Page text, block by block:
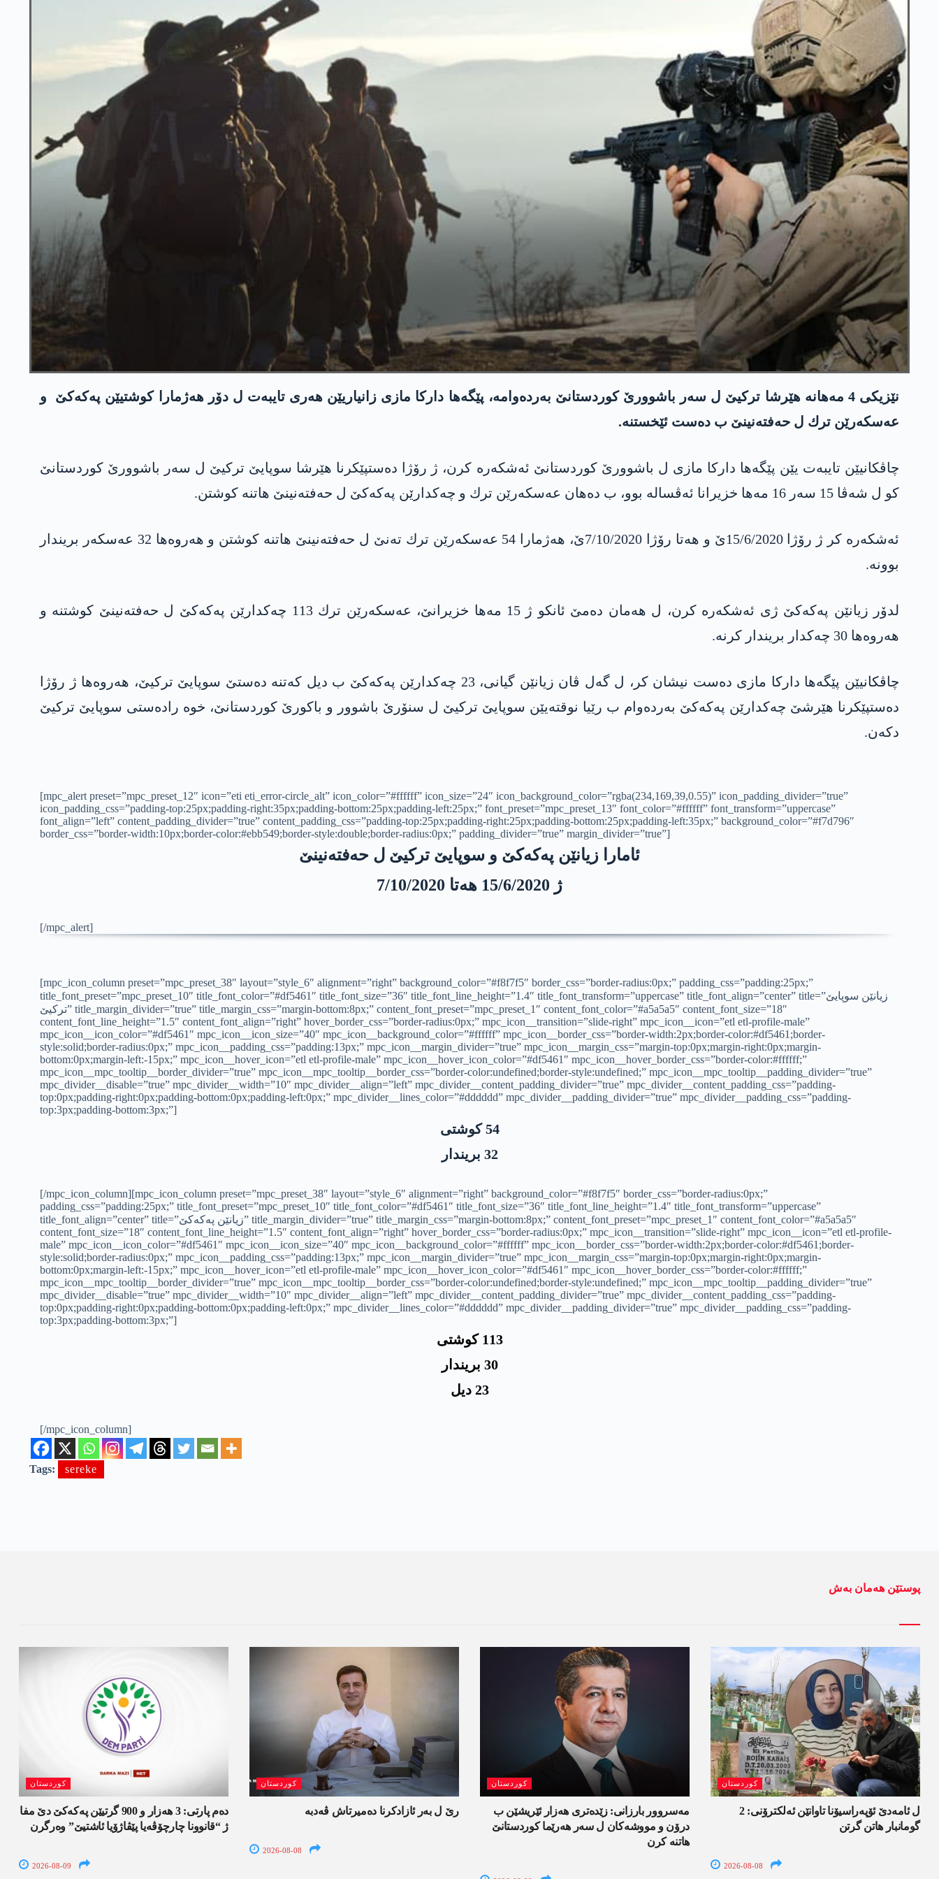
نێزیكی 4 مه‌هانه‌ هێرشا تركیێ ل سه‌ر باشوورێ كوردستانێ به‌رده‌وامه‌، پێگه‌ها داركا مازی زانیاریێن هه‌ری تایبه‌ت ل دۆر هه‌ژمارا كوشتیێن په‌كه‌كێ و
عه‌سكه‌رێن ترك ل حه‌فته‌نینێ ب ده‌ست ئێخستنه‌.
چاڤكانیێن تایبه‌ت یێن پێگه‌ها داركا مازی ل باشوورێ كوردستانێ ئه‌شكه‌ره‌ كرن، ژ رۆژا ده‌ستپێكرنا هێرشا سوپایێ تركیێ ل سه‌ر باشوورێ كوردستانێ
كو ل شه‌ڤا 15 سه‌ر 16 مه‌ها خزیرانا ئه‌ڤساله‌ بوو، ب ده‌هان عه‌سكه‌رێن ترك و چه‌كدارێن په‌كه‌كێ ل حه‌فته‌نینێ هاتنه‌ كوشتن.
ئه‌شكه‌ره‌ كر ژ رۆژا 15/6/2020ێ و هه‌تا رۆژا 7/10/2020ێ، هه‌ژمارا 54 عه‌سكه‌رێن ترك ته‌نێ ل حه‌فته‌نینێ هاتنه‌ كوشتن و هه‌روه‌ها 32 عه‌سكه‌ر بریندار
بوونه‌.
لدۆر زیانێن په‌كه‌كێ ژی ئه‌شكه‌ره‌ كرن، ل هه‌مان ده‌مێ ئانكو ژ 15 مه‌ها خزیرانێ، عه‌سكه‌رێن ترك 113 چه‌كدارێن په‌كه‌كێ ل حه‌فته‌نینێ كوشتنه‌ و
هه‌روه‌ها 30 چه‌كدار بریندار كرنه‌.
چاڤكانیێن پێگه‌ها داركا مازی ده‌ست نیشان كر، ل گه‌ل ڤان زیانێن گیانی، 23 چه‌كدارێن په‌كه‌كێ ب دیل كه‌تنه‌ ده‌ستێ سوپایێ تركیێ، هه‌روه‌ها ژ رۆژا
ده‌ستپێكرنا هێرشێ چه‌كدارێن په‌كه‌كێ به‌رده‌وام ب رێیا نوقته‌یێن سوپایێ تركیێ ل سنۆرێ باشوور و باكورێ كوردستانێ، خوه‌ راده‌ستی سوپایێ تركیێ
دكه‌ن.
[mpc_alert preset=”mpc_preset_12″ icon=”eti eti_error-circle_alt” icon_color=”#ffffff” icon_size=”24″ icon_background_color=”rgba(234,169,39,0.55)” icon_padding_divider=”true”
icon_padding_css=”padding-top:25px;padding-right:35px;padding-bottom:25px;padding-left:25px;” font_preset=”mpc_preset_13″ font_color=”#ffffff” font_transform=”uppercase”
font_align=”left” content_padding_divider=”true” content_padding_css=”padding-top:25px;padding-right:25px;padding-bottom:25px;padding-left:35px;” background_color=”#f7d796″
border_css=”border-width:10px;border-color:#ebb549;border-style:double;border-radius:0px;” padding_divider=”true” margin_divider=”true”]
ئامارا زیانێن په‌كه‌كێ و سوپایێ تركیێ ل حه‌فته‌نینێ
ژ 15/6/2020 هه‌تا 7/10/2020
[/mpc_alert]
[mpc_icon_column preset=”mpc_preset_38″ layout=”style_6″ alignment=”right” background_color=”#f8f7f5″ border_css=”border-radius:0px;” padding_css=”padding:25px;”
title_font_preset=”mpc_preset_10″ title_font_color=”#df5461″ title_font_size=”36″ title_font_line_height=”1.4″ title_font_transform=”uppercase” title_font_align=”center” title=”زیانێن سوپایێ
تركیێ” title_margin_divider=”true” title_margin_css=”margin-bottom:8px;” content_font_preset=”mpc_preset_1″ content_font_color=”#a5a5a5″ content_font_size=”18″
content_font_line_height=”1.5″ content_font_align=”right” hover_border_css=”border-radius:0px;” mpc_icon__transition=”slide-right” mpc_icon__icon=”etl etl-profile-male”
mpc_icon__icon_color=”#df5461″ mpc_icon__icon_size=”40″ mpc_icon__background_color=”#ffffff” mpc_icon__border_css=”border-width:2px;border-color:#df5461;border-
style:solid;border-radius:0px;” mpc_icon__padding_css=”padding:13px;” mpc_icon__margin_divider=”true” mpc_icon__margin_css=”margin-top:0px;margin-right:0px;margin-
bottom:0px;margin-left:-15px;” mpc_icon__hover_icon=”etl etl-profile-male” mpc_icon__hover_icon_color=”#df5461″ mpc_icon__hover_border_css=”border-color:#ffffff;”
mpc_icon__mpc_tooltip__border_divider=”true” mpc_icon__mpc_tooltip__border_css=”border-color:undefined;border-style:undefined;” mpc_icon__mpc_tooltip__padding_divider=”true”
mpc_divider__disable=”true” mpc_divider__width=”10″ mpc_divider__align=”left” mpc_divider__content_padding_divider=”true” mpc_divider__content_padding_css=”padding-
top:0px;padding-right:0px;padding-bottom:0px;padding-left:0px;” mpc_divider__lines_color=”#dddddd” mpc_divider__padding_divider=”true” mpc_divider__padding_css=”padding-
top:3px;padding-bottom:3px;”]
54 كوشتی
32 بریندار
[/mpc_icon_column][mpc_icon_column preset=”mpc_preset_38″ layout=”style_6″ alignment=”right” background_color=”#f8f7f5″ border_css=”border-radius:0px;”
padding_css=”padding:25px;” title_font_preset=”mpc_preset_10″ title_font_color=”#df5461″ title_font_size=”36″ title_font_line_height=”1.4″ title_font_transform=”uppercase”
title_font_align=”center” title=”زیانێن په‌كه‌كێ” title_margin_divider=”true” title_margin_css=”margin-bottom:8px;” content_font_preset=”mpc_preset_1″ content_font_color=”#a5a5a5″
content_font_size=”18″ content_font_line_height=”1.5″ content_font_align=”right” hover_border_css=”border-radius:0px;” mpc_icon__transition=”slide-right” mpc_icon__icon=”etl etl-profile-
male” mpc_icon__icon_color=”#df5461″ mpc_icon__icon_size=”40″ mpc_icon__background_color=”#ffffff” mpc_icon__border_css=”border-width:2px;border-color:#df5461;border-
style:solid;border-radius:0px;” mpc_icon__padding_css=”padding:13px;” mpc_icon__margin_divider=”true” mpc_icon__margin_css=”margin-top:0px;margin-right:0px;margin-
bottom:0px;margin-left:-15px;” mpc_icon__hover_icon=”etl etl-profile-male” mpc_icon__hover_icon_color=”#df5461″ mpc_icon__hover_border_css=”border-color:#ffffff;”
mpc_icon__mpc_tooltip__border_divider=”true” mpc_icon__mpc_tooltip__border_css=”border-color:undefined;border-style:undefined;” mpc_icon__mpc_tooltip__padding_divider=”true”
mpc_divider__disable=”true” mpc_divider__width=”10″ mpc_divider__align=”left” mpc_divider__content_padding_divider=”true” mpc_divider__content_padding_css=”padding-
top:0px;padding-right:0px;padding-bottom:0px;padding-left:0px;” mpc_divider__lines_color=”#dddddd” mpc_divider__padding_divider=”true” mpc_divider__padding_css=”padding-
top:3px;padding-bottom:3px;”]
113 كوشتی
30 بریندار
23 دیل
[/mpc_icon_column]
Tags: sereke
پوستێن ھەمان بەش
کوردستان
دەم پارتی: 3 ھەزار و 900 گرتیێن پەکەکێ دێ مفا
ژ “قانوونا چارچۆڤەیا پێڤاژۆیا ئاشتیێ” وەرگرن
2026-08-09
کوردستان
رێ ل بەر ئازادکرنا دەمیرتاش ڤەدبە
2026-08-08
کوردستان
مەسروور بارزانی: زێدەتری ھەزار ئێریشێن ب
درۆن و مووشەکان ل سەر ھەرێما کوردستانێ
ھاتنە کرن
کوردستان
ل ئامەدێ ئۆپەراسیۆنا تاوانێن ئەلکترۆنی: 2
گومانبار ھاتن گرتن
2026-08-08